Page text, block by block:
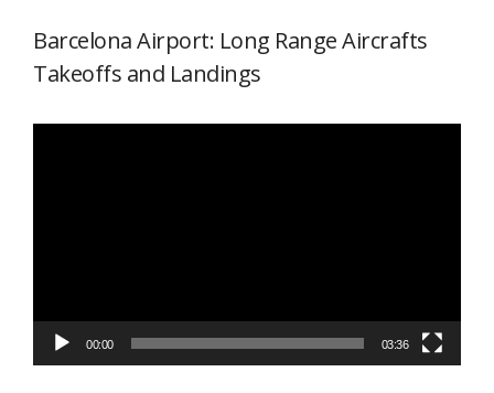
Barcelona Airport: Long Range Aircrafts
Takeoffs and Landings
00:00 03:36